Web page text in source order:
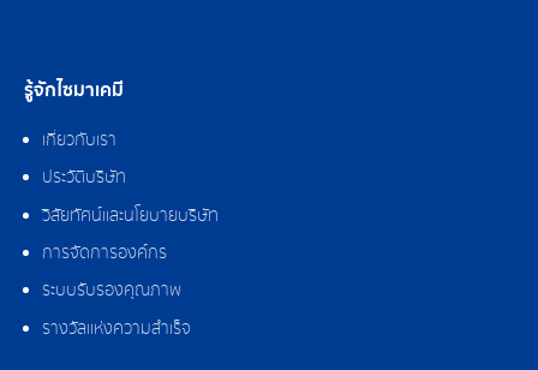
รู้จักไซมาเคมี
เกี่ยวกับเรา
ประวัติบริษัท
วิสัยทัศน์และนโยบายบริษัท
การจัดการองค์กร
ระบบรับรองคุณภาพ
รางวัลแห่งความสำเร็จ